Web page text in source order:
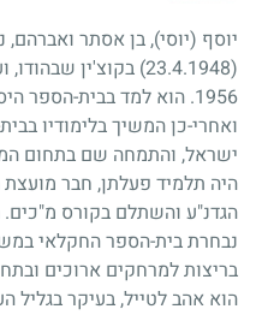
יוסף (יוסי), בן אסתר
(23.4.1948)
בקוצ'ין
1956. הוא למד בבית-הספר
ואחרי-כן המשיך בלימודיו
ישראל, והתמחה שם בתחום
היה תלמיד פעלתן, חבר מועצת
הגדנ"ע והשתלם בקורס מ"כים.
נבחרת בית-הספר החקלאי
בריצות למרחקים ארוכים
הוא אהב לטייל, בעיקר בגליל